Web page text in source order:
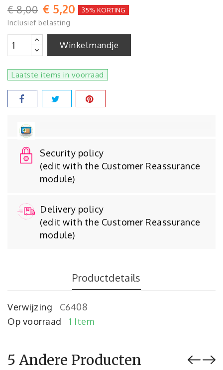
€ 8,00 € 5,20 35% KORTING
Inclusief belasting
Winkelmandje
Laatste items in voorraad
Security policy
(edit with the Customer Reassurance
module)
Delivery policy
(edit with the Customer Reassurance
module)
Productdetails
Verwijzing
C6408
Op voorraad
1 Item
5 Andere Producten